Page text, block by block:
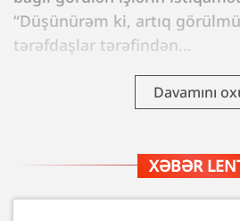
“Düşünürəm ki, artıq
tərəfdaşlar tərəfindən...
Davamını
XƏBƏR